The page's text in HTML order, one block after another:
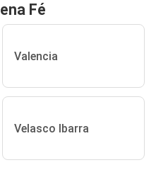
Fé
Valencia
Velasco Ibarra